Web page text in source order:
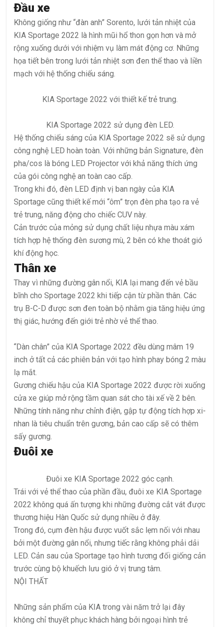
Đầu xe
Không giống như “đàn anh” Sorento, lưới tản nhiệt của
KIA Sportage 2022 là hình mũi hổ thon gọn hơn và mở
rộng xuống dưới với nhiệm vụ làm mát động cơ. Những
họa tiết bên trong lưới tản nhiệt sơn đen thể thao và liền
mạch với hệ thống chiếu sáng.
KIA Sportage 2022 với thiết kế trẻ trung.
KIA Sportage 2022 sử dụng đèn LED.
Hệ thống chiếu sáng của KIA Sportage 2022 sẽ sử dụng
công nghệ LED hoàn toàn. Với những bản Signature, đèn
pha/cos là bóng LED Projector với khả năng thích ứng
của gói công nghệ an toàn cao cấp.
Trong khi đó, đèn LED định vị ban ngày của KIA
Sportage cũng thiết kế mới “ôm” trọn đèn pha tạo ra vẻ
trẻ trung, năng động cho chiếc CUV này.
Cản trước của mỏng sử dụng chất liệu nhựa màu xám
tích hợp hệ thống đèn sương mù, 2 bên có khe thoát gió
khí động học.
Thân xe
Thay vì những đường gân nổi, KIA lại mang đến vẻ bầu
bĩnh cho Sportage 2022 khi tiếp cận từ phần thân. Các
trụ B-C-D được sơn đen toàn bộ nhằm gia tăng hiệu ứng
thị giác, hướng đến giới trẻ nhờ vẻ thể thao.
“Dàn chân” của KIA Sportage 2022 đều dùng mâm 19
inch ở tất cả các phiên bản với tạo hình phay bóng 2 màu
lạ mắt.
Gương chiếu hậu của KIA Sportage 2022 được rời xuống
cửa xe giúp mở rộng tầm quan sát cho tài xế về 2 bên.
Những tính năng như chỉnh điện, gập tự động tích hợp xi-
nhan là tiêu chuẩn trên gương, bản cao cấp sẽ có thêm
sấy gương.
Đuôi xe
Đuôi xe KIA Sportage 2022 góc cạnh.
Trái với vẻ thể thao của phần đầu, đuôi xe KIA Sportage
2022 không quá ấn tượng khi những đường cắt vát được
thương hiệu Hàn Quốc sử dụng nhiều ở đây.
Trong đó, cụm đèn hậu được vuốt sắc lẹm nối với nhau
bởi một đường gân nổi, nhưng tiếc rằng không phải dải
LED. Cản sau của Sportage tạo hình tương đối giống cản
trước cùng bộ khuếch lưu gió ở vị trung tâm.
NỘI THẤT
Những sản phẩm của KIA trong vài năm trở lại đây
không chỉ thuyết phục khách hàng bởi ngoại hình trẻ